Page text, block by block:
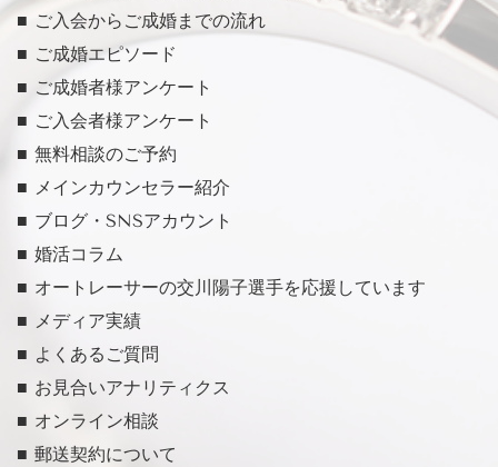
■ ご入会からご成婚までの流れ
■ ご成婚エピソード
■ ご成婚者様アンケート
■ ご入会者様アンケート
■ 無料相談のご予約
■ メインカウンセラー紹介
■ ブログ・SNSアカウント
■ 婚活コラム
■ オートレーサーの交川陽子選手を応援しています
■ メディア実績
■ よくあるご質問
■ お見合いアナリティクス
■ オンライン相談
■ 郵送契約について